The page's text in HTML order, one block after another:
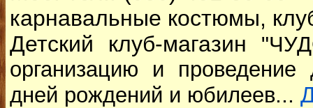
карнавальные костюмы,
Детский клуб-магазин
организацию и проведение
дней рождений и юбилеев...